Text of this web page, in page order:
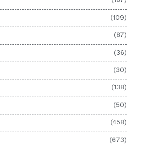
(109)
(87)
(36)
(30)
(138)
(50)
(458)
(673)